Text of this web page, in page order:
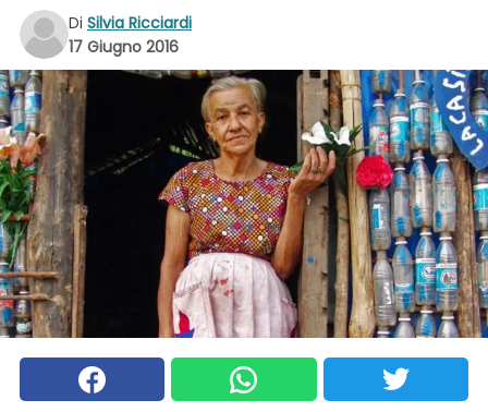
Di Silvia Ricciardi
17 Giugno 2016